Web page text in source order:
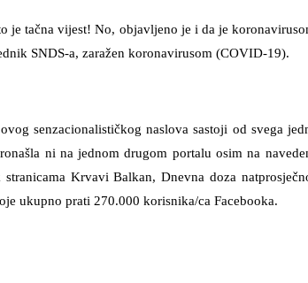
tačna vijest! No, objavljeno je i da je
SNDS-a, zaražen koronavirusom (COVID-19).
senzacionalističkog naslova sastoji od svega
ni na jednom drugom portalu osim na
Krvavi Balkan, Dnevna doza
ukupno prati 270.000 korisnika/ca Facebooka.